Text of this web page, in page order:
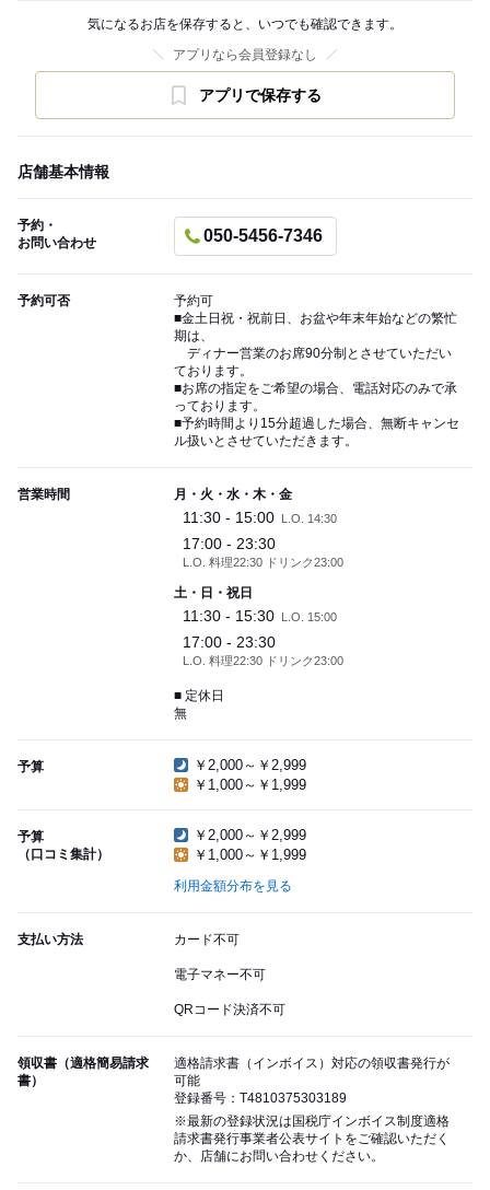
気になるお店を保存すると、いつでも確認できます。
アプリなら会員登録なし
アプリで保存する
店舗基本情報
予約・
お問い合わせ
050-5456-7346
予約可否
予約可
■金土日祝・祝前日、お盆や年末年始などの繁忙
期は、
ディナー営業のお席90分制とさせていただい
ております。
■お席の指定をご希望の場合、電話対応のみで承
っております。
■予約時間より15分超過した場合、無断キャンセ
ル扱いとさせていただきます。
営業時間 月・火・水・木・金
11:30 - 15:00 L.O. 14:30
17:00 - 23:30
L.O. 料理22:30 ドリンク23:00
土・日・祝日
11:30 - 15:30 L.O. 15:00
17:00 - 23:30
L.O. 料理22:30 ドリンク23:00
■ 定休日
無
予算
￥2,000～￥2,999
￥1,000～￥1,999
予算
（口コミ集計）
￥2,000～￥2,999
￥1,000～￥1,999
利用金額分布を見る
支払い方法 カード不可
電子マネー不可
QRコード決済不可
領収書（適格簡易請求
書）
適格請求書（インボイス）対応の領収書発行が
可能
登録番号：T4810375303189
※最新の登録状況は国税庁インボイス制度適格
請求書発行事業者公表サイトをご確認いただく
か、店舗にお問い合わせください。